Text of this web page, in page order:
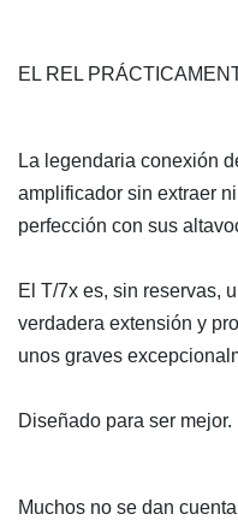
EL REL
La legendaria conexión
amplificador sin extraer
perfección con sus
El T/7x es, sin reservas,
verdadera extensión y
unos graves
Diseñado para ser mejor.
Muchos no se dan